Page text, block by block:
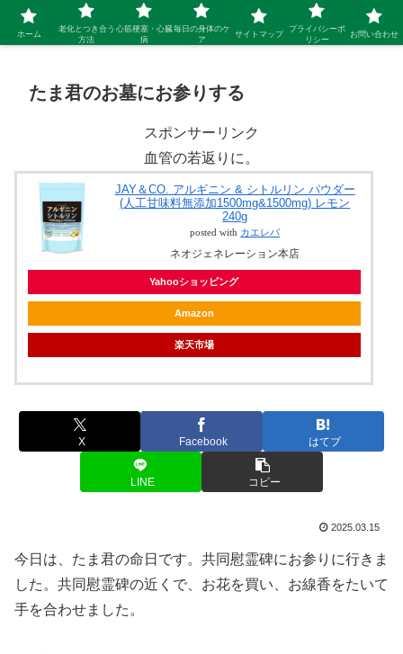
シニア 新しい人生を開拓するブログ
たま君のお墓にお参りする
スポンサーリンク
血管の若返りに。
JAY＆CO. アルギニン & シトルリン パウダー
(人工甘味料無添加1500mg&1500mg) レモン
240g
posted with カエレバ
ネオジェネレーション本店
Yahooショッピング
Amazon
楽天市場
X Facebook はてブ
LINE コピー
2025.03.15
今日は、たま君の命日です。共同慰霊碑にお参りに行きま
した。共同慰霊碑の近くで、お花を買い、お線香をたいて
手を合わせました。
ホーム
老化とつき合う
方法
心筋梗塞・心臓
病
毎日の身体のケ
ア
サイトマップ
プライバシーポ
リシー
お問い合わせ